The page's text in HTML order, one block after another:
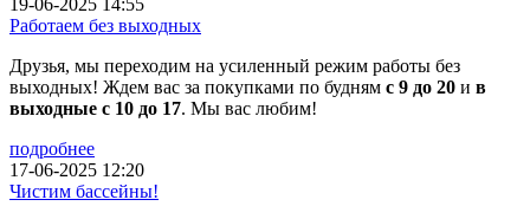
Работаем без выходных
Друзья, мы переходим на усиленный режим работы без
выходных! Ждем вас за покупками по будням с 9 до 20 и в
выходные с 10 до 17. Мы вас любим!
подробнее
17-06-2025 12:20
Чистим бассейны!